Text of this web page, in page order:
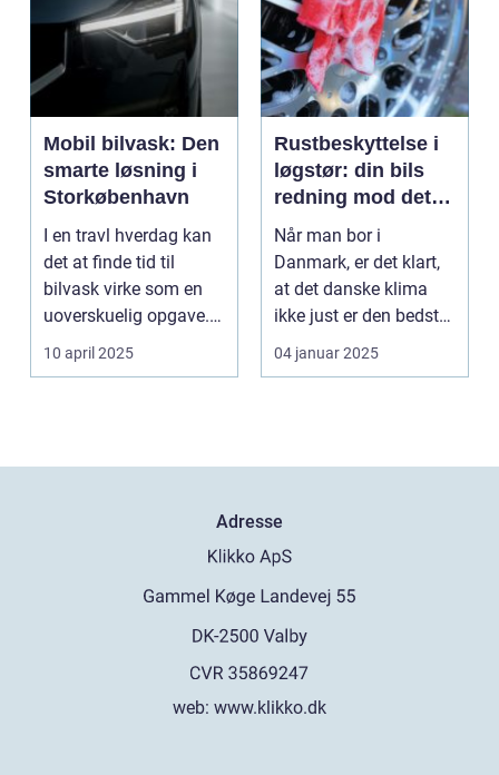
Mobil bilvask: Den
smarte løsning i
Storkøbenhavn
I en travl hverdag kan
det at finde tid til
bilvask virke som en
uoverskuelig opgave.
Især i S...
10 april 2025
Rustbeskyttelse i
løgstør: din bils
redning mod det
danske klima
Når man bor i
Danmark, er det klart,
at det danske klima
ikke just er den bedste
ven for bilen...
04 januar 2025
Adresse
web: www.klikko.dk